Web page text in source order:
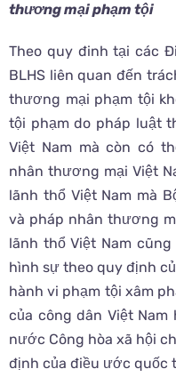
thương mại phạm tội
Theo quy đinh tại các
BLHS liên quan đến
thương mại phạm tội
tội phạm do pháp luật
Việt Nam mà còn có
nhân thương mại Việt
lãnh thổ Việt Nam mà
và pháp nhân thương
lãnh thổ Việt Nam
hình sự theo quy định
hành vi phạm tội xâm
của công dân Việt
nước Công hòa xã hội
định của điều ước quốc